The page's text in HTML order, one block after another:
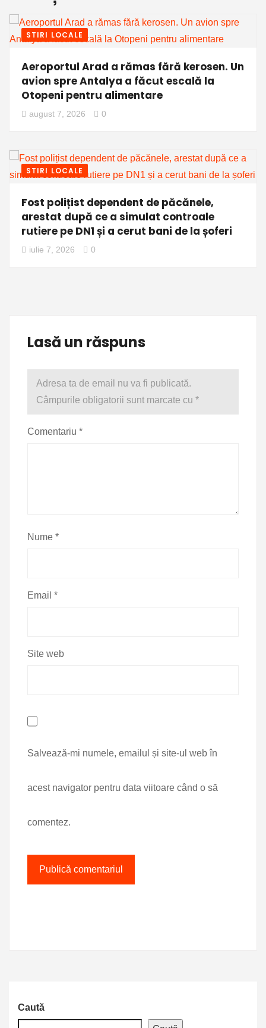
STIRI LOCALE
Aeroportul Arad a rămas fără kerosen. Un
avion spre Antalya a făcut escală la
Otopeni pentru alimentare
august 7, 2026 0
STIRI LOCALE
Fost polițist dependent de păcănele,
arestat după ce a simulat controale
rutiere pe DN1 și a cerut bani de la șoferi
iulie 7, 2026 0
Lasă un răspuns
Adresa ta de email nu va fi publicată.
Câmpurile obligatorii sunt marcate cu *
Comentariu *
Nume *
Email *
Site web
Salvează-mi numele, emailul și site-ul web în
acest navigator pentru data viitoare când o să
comentez.
Caută